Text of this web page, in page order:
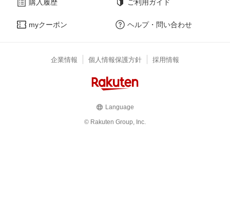
購入履歴
myクーポン
ご利用ガイド
ヘルプ・問い合わせ
企業情報 個人情報保護方針 採用情報
Language
© Rakuten Group, Inc.